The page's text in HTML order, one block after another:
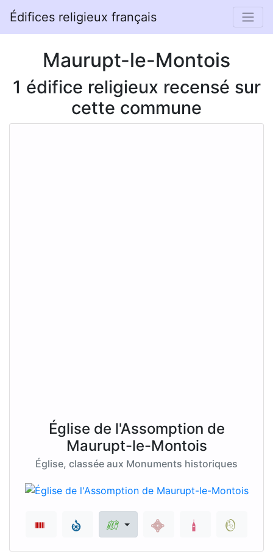
Édifices religieux français
Maurupt-le-Montois
1 édifice religieux recensé sur
cette commune
Église de l'Assomption de
Maurupt-le-Montois
Église, classée aux Monuments historiques